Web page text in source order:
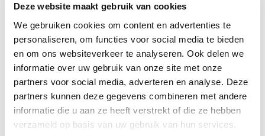
Deze website maakt gebruik van cookies
We gebruiken cookies om content en advertenties te
personaliseren, om functies voor social media te bieden
en om ons websiteverkeer te analyseren. Ook delen we
informatie over uw gebruik van onze site met onze
partners voor social media, adverteren en analyse. Deze
partners kunnen deze gegevens combineren met andere
informatie die u aan ze heeft verstrekt of die ze hebben
verzameld op basis van uw gebruik van hun services.
Full color nagel folie:
- Bereid de (kunst)nagel voor zoals gebruikelijk
- Breng een laag Be Jeweled Gelpolish, Urban Nails Colorgel of
Urban Nails Pro&Go no wipe aan en hard deze uit (30 sec
Sunlight 2 min UV)
- Breng een dunne strijklaag foliegel clear aan en hard deze uit
(30 sec Sunlight, 2 min UV) of folielijm en laat deze aan de
lucht drogen tot het volledig transparant is
- Duw de folie op de gewenste plek op de plaklaag van de